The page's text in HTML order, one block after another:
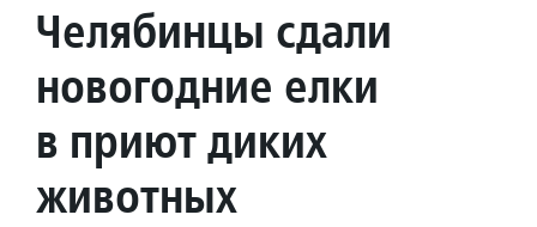
Челябинцы сдали
новогодние елки
в приют диких
животных